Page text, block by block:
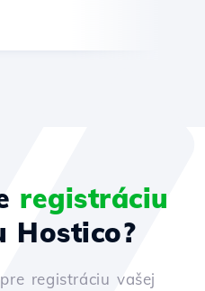
registráciu
Hostico?
registráciu vašej